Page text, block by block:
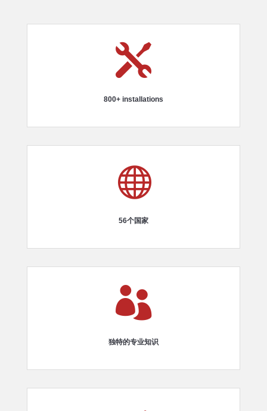

800+ installations

56个国家

独特的专业知识